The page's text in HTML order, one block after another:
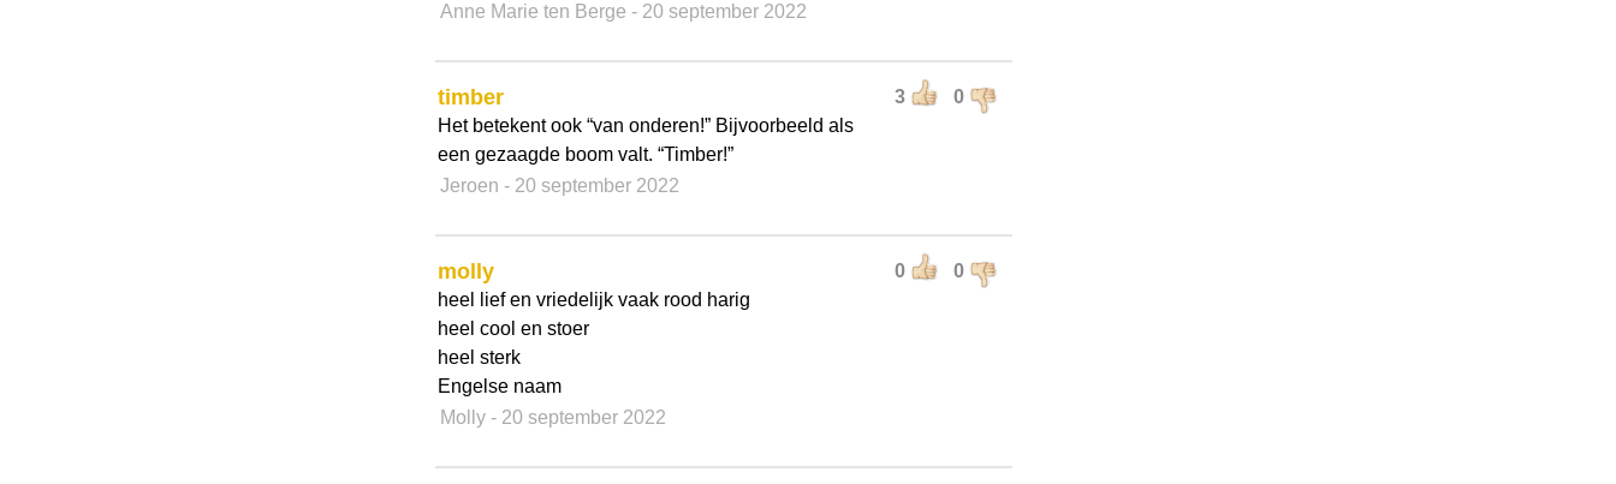
Anne Marie ten Berge - 20 september 2022
3 0
timber
Het betekent ook “van onderen!” Bijvoorbeeld als
een gezaagde boom valt. “Timber!”
Jeroen - 20 september 2022
0 0
molly
heel lief en vriedelijk vaak rood harig
heel cool en stoer
heel sterk
Engelse naam
Molly - 20 september 2022